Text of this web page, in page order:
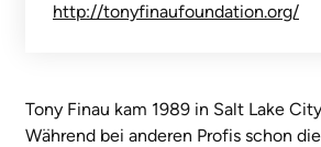
http://tonyfinaufoundation.org/
Tony Finau kam 1989 in Salt Lake
Während bei anderen Profis schon